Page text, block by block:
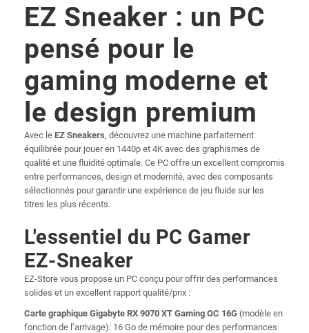
EZ Sneaker : un PC
pensé pour le
gaming moderne et
le design premium
Avec le EZ Sneakers, découvrez une machine parfaitement
équilibrée pour jouer en 1440p et 4K avec des graphismes de
qualité et une fluidité optimale. Ce PC offre un excellent compromis
entre performances, design et modernité, avec des composants
sélectionnés pour garantir une expérience de jeu fluide sur les
titres les plus récents.
L'essentiel du PC Gamer
EZ-Sneaker
EZ-Store vous propose un PC conçu pour offrir des performances
solides et un excellent rapport qualité/prix :
Carte graphique Gigabyte RX 9070 XT Gaming OC 16G (modèle en
fonction de l’arrivage): 16 Go de mémoire pour des performances